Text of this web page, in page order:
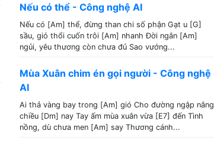
Nếu có thể - Công nghệ AI
Nếu có [Am] thể, đừng than chi số phận Gạt u [G]
sầu, gió thổi cuốn trôi [Am] nhanh Đời ngắn [Am]
ngủi, yêu thương còn chưa đủ Sao vướng...
Mùa Xuân chim én gọi người - Công nghệ
AI
Ai thả vàng bay trong [Am] gió Cho đường ngập nắng
chiều [Dm] nay Tay ấm mùa xuân vừa [E7] đến Tình
nồng, dù chưa men [Am] say Thương cánh...